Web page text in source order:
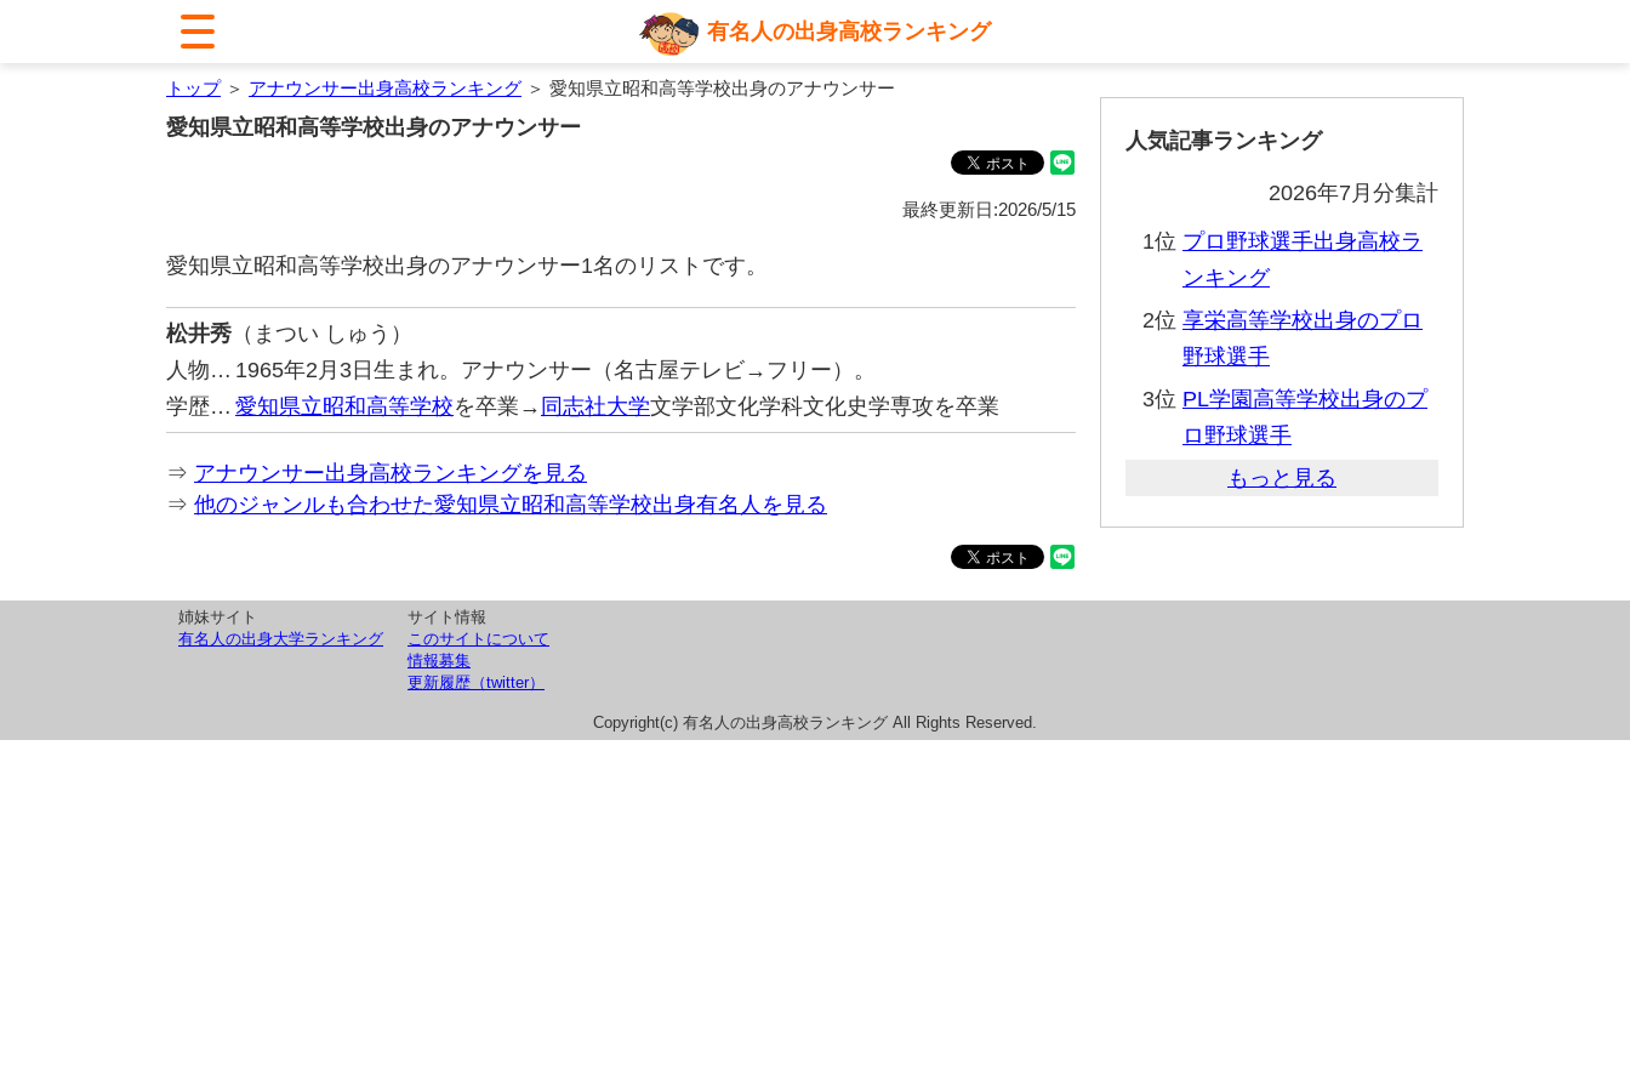
有名人の出身高校ランキング
トップ＞ アナウンサー出身高校ランキング ＞ 愛知県立昭和高等学校出身のアナウンサー
愛知県立昭和高等学校出身のアナウンサー
最終更新日:2026/5/15
愛知県立昭和高等学校出身のアナウンサー1名のリストです。
松井秀 （まつい しゅう）
人物… 1965年2月3日生まれ。アナウンサー（名古屋テレビ→フリー）。
学歴… 愛知県立昭和高等学校を卒業→ 同志社大学文学部文化学科文化史学専攻を卒業
⇒ アナウンサー出身高校ランキングを見る
⇒ 他のジャンルも合わせた愛知県立昭和高等学校出身有名人を見る
人気記事ランキング
2026年7月分集計
1位 プロ野球選手出身高校ラ
ンキング
2位 享栄高等学校出身のプロ
野球選手
3位 PL学園高等学校出身のプ
ロ野球選手
もっと見る
姉妹サイト
有名人の出身大学ランキング
サイト情報
このサイトについて
情報募集
更新履歴（twitter）
Copyright(c) 有名人の出身高校ランキング All Rights Reserved.